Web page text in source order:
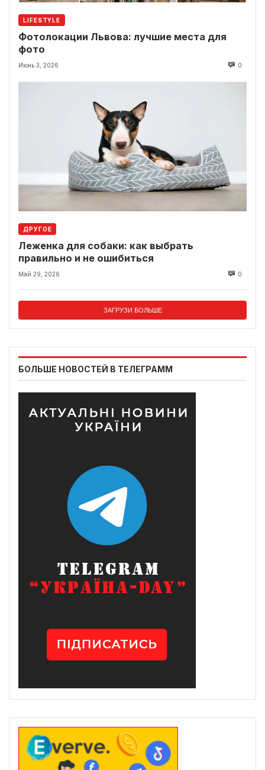
LIFESTYLE
Фотолокации Львова: лучшие места для
фото
Июнь 3, 2026 0
ДРУГОЕ
Леженка для собаки: как выбрать
правильно и не ошибиться
Май 29, 2026 0
ЗАГРУЗИ БОЛЬШЕ
БОЛЬШЕ НОВОСТЕЙ В ТЕЛЕГРАММ